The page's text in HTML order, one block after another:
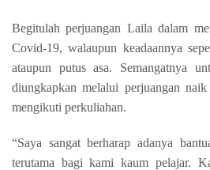
Begitulah perjuangan Laila dalam
Covid-19, walaupun keadaannya
ataupun putus asa. Semangatnya
diungkapkan melalui perjuangan
mengikuti perkuliahan.
“Saya sangat berharap adanya
terutama bagi kami kaum pelajar.